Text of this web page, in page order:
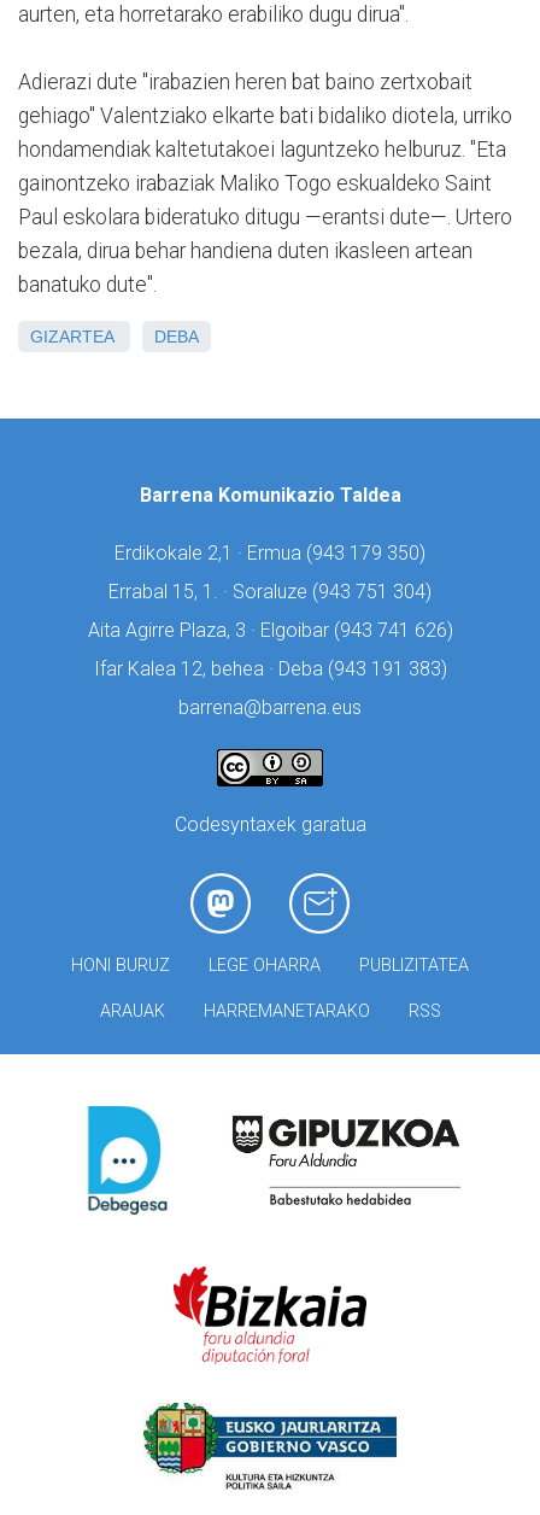
aurten, eta horretarako erabiliko dugu dirua".
Adierazi dute "irabazien heren bat baino zertxobait
gehiago" Valentziako elkarte bati bidaliko diotela, urriko
hondamendiak kaltetutakoei laguntzeko helburuz. "Eta
gainontzeko irabaziak Maliko Togo eskualdeko Saint
Paul eskolara bideratuko ditugu —erantsi dute—. Urtero
bezala, dirua behar handiena duten ikasleen artean
banatuko dute".
GIZARTEA DEBA
Barrena Komunikazio Taldea
Erdikokale 2,1 · Ermua (943 179 350)
Errabal 15, 1. · Soraluze (943 751 304)
Aita Agirre Plaza, 3 · Elgoibar (943 741 626)
Ifar Kalea 12, behea · Deba (943 191 383)
barrena@barrena.eus
Codesyntaxek garatua
HONI BURUZ LEGE OHARRA PUBLIZITATEA
ARAUAK HARREMANETARAKO RSS